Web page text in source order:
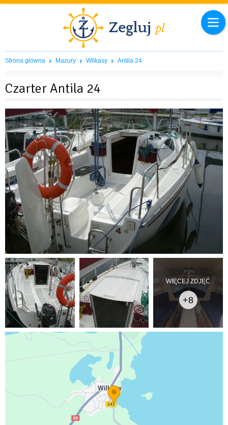
Strona główna Mazury Wilkasy Antila 24
Czarter Antila 24
WIĘCEJ ZDJĘĆ
+8